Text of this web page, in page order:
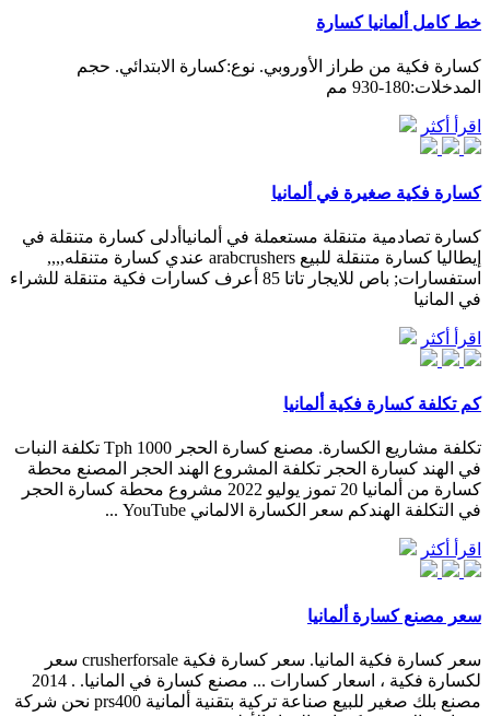
خط كامل ألمانيا كسارة
كسارة فكية من طراز الأوروبي. نوع:كسارة الابتدائي. حجم
المدخلات:180-930 مم
اقرأ أكثر
كسارة فكية صغيرة في ألمانيا
كسارة تصادمية متنقلة مستعملة في ألمانياأدلى كسارة متنقلة في
إيطاليا كسارة متنقلة للبيع arabcrushers عندي كسارة متنقله,,,,
استفسارات; باص للايجار تاتا 85 أعرف كسارات فكية متنقلة للشراء
في المانيا
اقرأ أكثر
كم تكلفة كسارة فكية ألمانيا
تكلفة مشاريع الكسارة. مصنع كسارة الحجر 1000 Tph تكلفة النبات
في الهند كسارة الحجر تكلفة المشروع الهند الحجر المصنع محطة
كسارة من ألمانيا 20 تموز يوليو 2022 مشروع محطة كسارة الحجر
في التكلفة الهندكم سعر الكسارة الالماني YouTube ...
اقرأ أكثر
سعر مصنع كسارة ألمانيا
سعر كسارة فكية المانيا. سعر كسارة فكية crusherforsale سعر
لكسارة فكية ، اسعار كسارات ... مصنع كسارة في المانيا. . 2014
مصنع بلك صغير للبيع صناعة تركية بتقنية ألمانية prs400 نحن شركة